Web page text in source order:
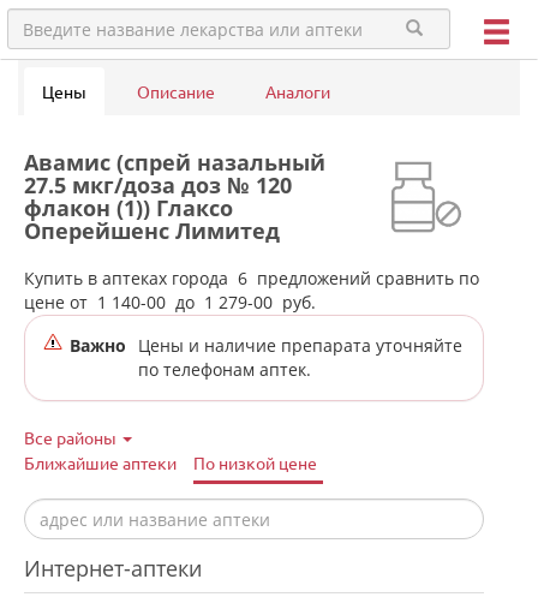
Цены Описание Аналоги
Авамис (спрей назальный
27.5 мкг/доза доз № 120
флакон (1)) Глаксо
Оперейшенс Лимитед
Великобритания в аптеках
города Верхней Салды
Купить в аптеках города 6 предложений сравнить по
цене от 1 140-00 до 1 279-00 руб.
Важно
Цены и наличие препарата уточняйте
по телефонам аптек.
Все районы
Ближайшие аптеки
По низкой цене
Интернет-аптеки